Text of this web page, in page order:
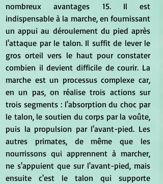
nombreux avantages 15. Il est
indispensable à la marche, en fournissant
un appui au déroulement du pied après
l'attaque par le talon. Il suffit de lever le
gros orteil vers le haut pour constater
combien il devient difficile de courir. La
marche est un processus complexe car,
en un pas, on réalise trois actions sur
trois segments : l'absorption du choc par
le talon, le soutien du corps par la voûte,
puis la propulsion par l'avant-pied. Les
autres primates, de même que les
nourrissons qui apprennent à marcher,
ne s'appuient que sur l'avant-pied, mais
ensuite c'est le talon qui supporte